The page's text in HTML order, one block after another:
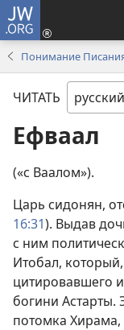
JW.ORG
Понимание
ЧИТАТЬ
Ефваал
(«с Ваалом»).
Царь сидонян,
16:31). Выдав
с ним
Итобал,
цитировавшего
богини Астарты.
потомка Хирама,